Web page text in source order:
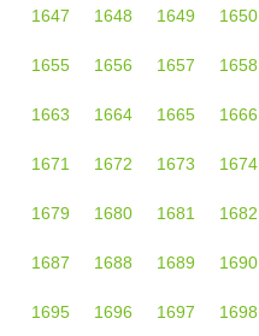
1647 1648 1649 1650
1655 1656 1657 1658
1663 1664 1665 1666
1671 1672 1673 1674
1679 1680 1681 1682
1687 1688 1689 1690
1695 1696 1697 1698